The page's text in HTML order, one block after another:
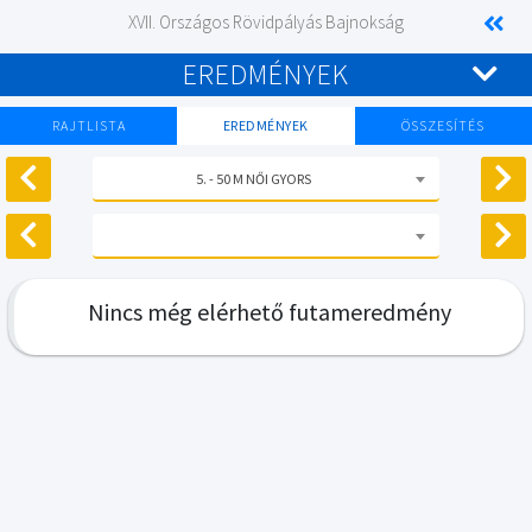
XVII. Országos Rövidpályás Bajnokság
EREDMÉNYEK
RAJTLISTA EREDMÉNYEK ÖSSZESÍTÉS
5. - 50 M NŐI GYORS
Nincs még elérhető futameredmény